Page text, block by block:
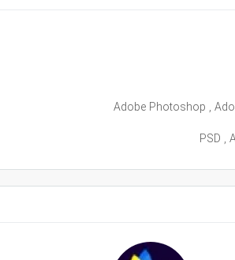
Adobe Photoshop ,
PSD ,